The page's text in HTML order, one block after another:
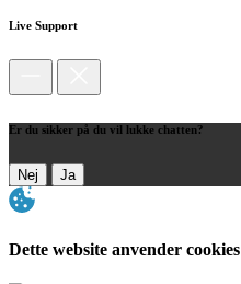
Live Support
Er du sikker på du vil lukke chatten?
Nej Ja
Dette website anvender cookies